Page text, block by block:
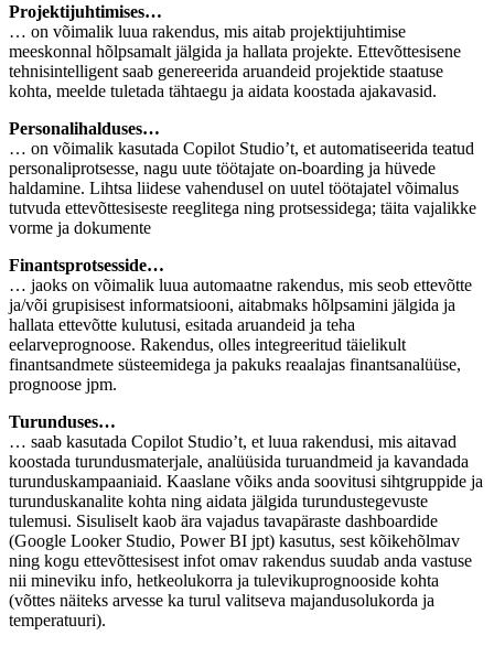
Projektijuhtimises…
… on võimalik luua rakendus, mis aitab projektijuhtimise
meeskonnal hõlpsamalt jälgida ja hallata projekte. Ettevõttesisene
tehnisintelligent saab genereerida aruandeid projektide staatuse
kohta, meelde tuletada tähtaegu ja aidata koostada ajakavasid.
Personalihalduses…
… on võimalik kasutada Copilot Studio’t, et automatiseerida teatud
personaliprotsesse, nagu uute töötajate on-boarding ja hüvede
haldamine. Lihtsa liidese vahendusel on uutel töötajatel võimalus
tutvuda ettevõttesiseste reeglitega ning protsessidega; täita vajalikke
vorme ja dokumente
Finantsprotsesside…
… jaoks on võimalik luua automaatne rakendus, mis seob ettevõtte
ja/või grupisisest informatsiooni, aitabmaks hõlpsamini jälgida ja
hallata ettevõtte kulutusi, esitada aruandeid ja teha
eelarveprognoose. Rakendus, olles integreeritud täielikult
finantsandmete süsteemidega ja pakuks reaalajas finantsanalüüse,
prognoose jpm.
Turunduses…
… saab kasutada Copilot Studio’t, et luua rakendusi, mis aitavad
koostada turundusmaterjale, analüüsida turuandmeid ja kavandada
turunduskampaaniaid. Kaaslane võiks anda soovitusi sihtgruppide ja
turunduskanalite kohta ning aidata jälgida turundustegevuste
tulemusi. Sisuliselt kaob ära vajadus tavapäraste dashboardide
(Google Looker Studio, Power BI jpt) kasutus, sest kõikehõlmav
ning kogu ettevõttesisest infot omav rakendus suudab anda vastuse
nii mineviku info, hetkeolukorra ja tulevikuprognooside kohta
(võttes näiteks arvesse ka turul valitseva majandusolukorda ja
temperatuuri).